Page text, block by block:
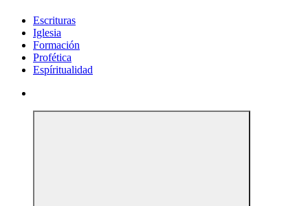
Escrituras
Iglesia
Formación
Profética
Espíritualidad